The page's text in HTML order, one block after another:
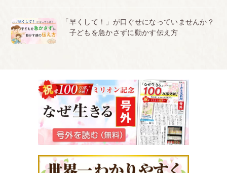
「早くして！」が口ぐせになっていませんか？
子どもを急かさずに動かす伝え方